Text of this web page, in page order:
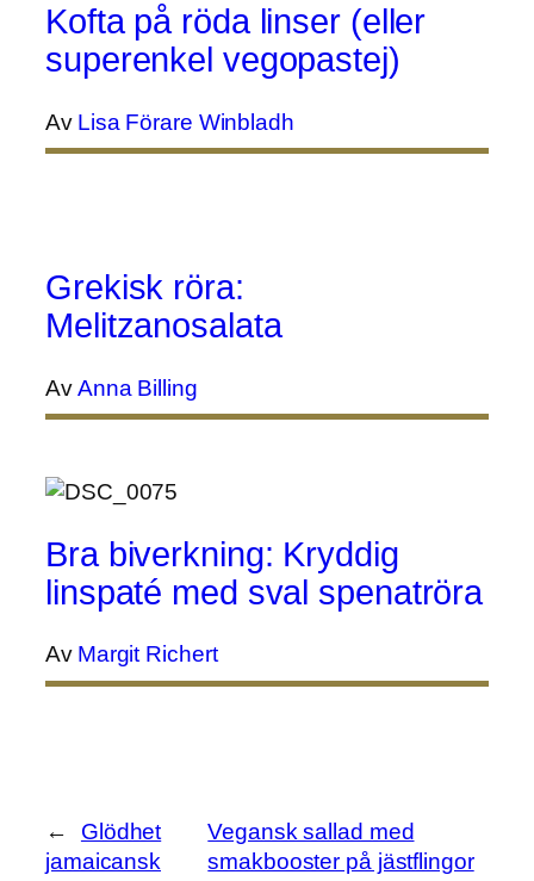
Kofta på röda linser (eller
superenkel vegopastej)
Av Lisa Förare Winbladh
Grekisk röra:
Melitzanosalata
AvAnna Billing
Bra biverkning: Kryddig
linspaté med sval spenatröra
Av Margit Richert
←
Glödhet
jamaicansk
Vegansk sallad med
smakbooster på jästflingor